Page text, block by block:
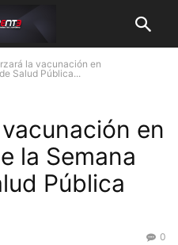
la vacunación en
Salud Pública...
en
la Semana
Pública
0